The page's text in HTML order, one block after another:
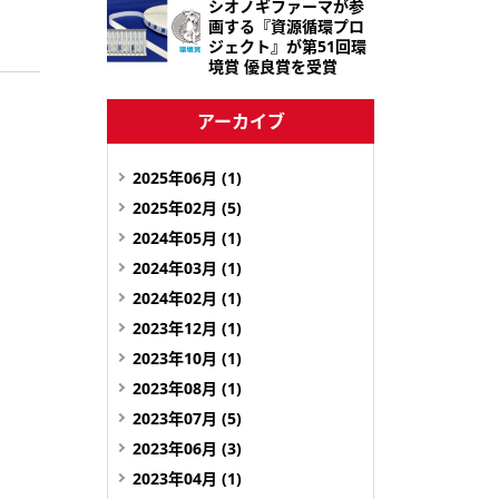
シオノギファーマが参
画する『資源循環プロ
ジェクト』が第51回環
境賞 優良賞を受賞
アーカイブ
2025年06月 (1)
2025年02月 (5)
2024年05月 (1)
2024年03月 (1)
2024年02月 (1)
2023年12月 (1)
2023年10月 (1)
2023年08月 (1)
2023年07月 (5)
2023年06月 (3)
2023年04月 (1)